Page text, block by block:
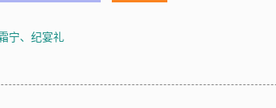
宁、纪宴礼